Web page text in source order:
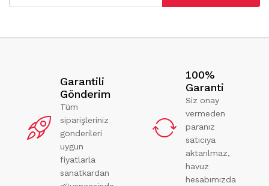
Garantili
Gönderim
Tüm
siparişleriniz
gönderileri
uygun
fiyatlarla
sanatkardan
100%
Garanti
Siz onay
vermeden
paranız
satıcıya
aktarılmaz,
havuz
hesabımızda